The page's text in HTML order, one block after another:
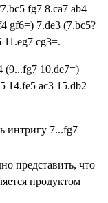
fg7 8.ca7 ab4
gf6=) 7.de3 (7.bc5?
cg3=.
(9...fg7 10.de7=)
14.fe5 ac3 15.db2
интригу 7...fg7
представить, что
продуктом